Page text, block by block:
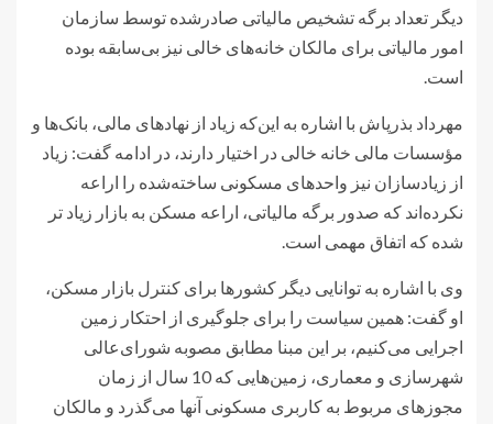
دیگر تعداد برگه تشخیص مالیاتی صادرشده توسط سازمان
امور مالیاتی برای مالکان خانه‌های خالی نیز بی‌سابقه بوده
است.
مهرداد بذرپاش با اشاره به این‌که زیاد از نهادهای مالی، بانک‌ها و
مؤسسات مالی خانه خالی در اختیار دارند، در ادامه گفت: زیاد
از زیاد‌سازان نیز واحدهای مسکونی ساخته‌شده را اراعه
نکرده‌اند که صدور برگه مالیاتی، اراعه مسکن به بازار زیاد تر
شده که اتفاق مهمی است.
وی با اشاره به توانایی دیگر کشورها برای کنترل بازار مسکن،
او گفت: همین سیاست را برای جلوگیری از احتکار زمین
اجرایی می‌کنیم، بر این مبنا مطابق مصوبه شورای‌عالی
شهرسازی و معماری، زمین‌هایی که 10 سال از زمان
مجوز‌های مربوط به کاربری مسکونی آنها می‌گذرد و مالکان